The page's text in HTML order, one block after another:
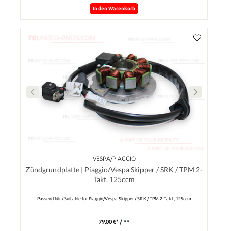
In den Warenkorb
VESPA/PIAGGIO
Zündgrundplatte | Piaggio/Vespa Skipper / SRK / TPM 2-
Takt, 125ccm
Passend für / Suitable for Piaggio/Vespa Skipper / SRK / TPM 2-Takt, 125ccm
79,00 €* / **